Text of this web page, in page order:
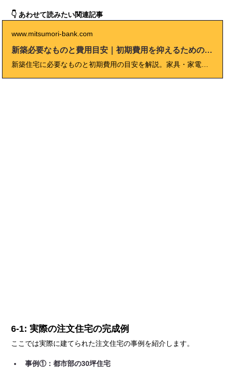
👇 あわせて読みたい関連記事
www.mitsumori-bank.com
新築必要なものと費用目安｜初期費用を抑えるための工夫
6-1: 実際の注文住宅の完成例
ここでは実際に建てられた注文住宅の事例を紹介します。
事例①：都市部の30坪住宅